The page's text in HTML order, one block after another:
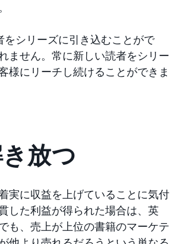
シリーズに引き込むことがで
ません。常に新しい読者をシリー
様にリーチし続けることができま
放つ
実に収益を上げていることに気付
した利益が得られた場合は、英
も、売上が上位の書籍のマーケテ